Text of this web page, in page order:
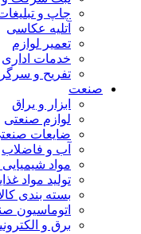
چاپ و
آتلیه عکاسی
تعمیر لوازم
خدمات اداری
تفریح و
صنعت
ابزار و یراق
لوازم صنعتی
ضایعات
آب و فاضلاب
مواد
تولید مواد
بسته بندی
اتوماسیون
برق و